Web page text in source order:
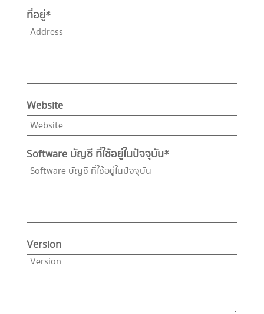
ที่อยู่*
Website
Software บัญชี ที่ใช้อยู่ในปัจจุบัน*
Version